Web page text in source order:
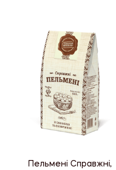
Пельмені Справжні,